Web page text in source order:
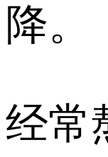
降。
经常